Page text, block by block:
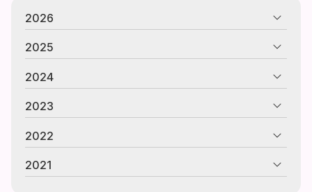
2026
2025
2024
2023
2022
2021